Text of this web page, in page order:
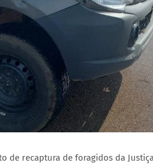
de recaptura de foragidos da